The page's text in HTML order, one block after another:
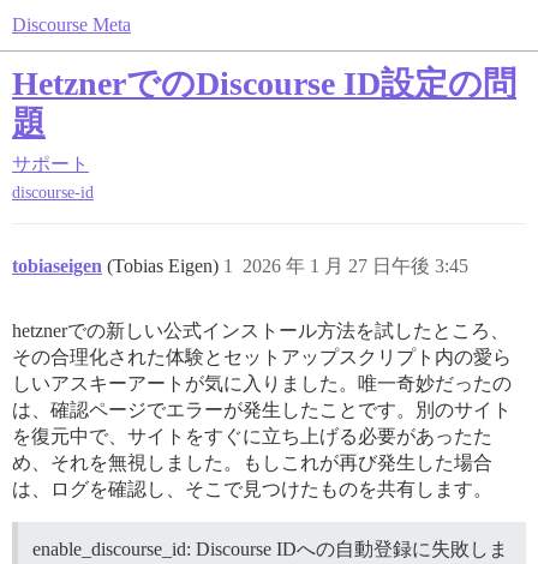
Discourse Meta
HetznerでのDiscourse ID設定の問
題
サポート
discourse-id
tobiaseigen (Tobias Eigen) 2026 年 1 月 27 日午後 3:45
1
hetznerでの新しい公式インストール方法を試したところ、
その合理化された体験とセットアップスクリプト内の愛ら
しいアスキーアートが気に入りました。唯一奇妙だったの
は、確認ページでエラーが発生したことです。別のサイト
を復元中で、サイトをすぐに立ち上げる必要があったた
め、それを無視しました。もしこれが再び発生した場合
は、ログを確認し、そこで見つけたものを共有します。
enable_discourse_id: Discourse IDへの自動登録に失敗しま